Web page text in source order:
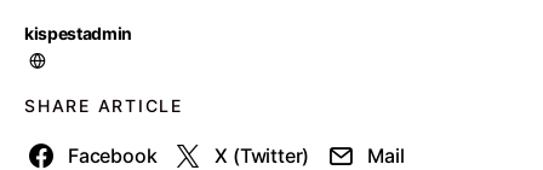
kispestadmin
SHARE ARTICLE
Facebook X (Twitter) Mail